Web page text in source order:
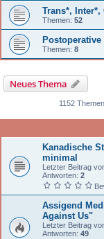
Trans*,
Themen: 52
Themen: 8
Neues Thema
1152 Themen
Kanadische
minimal
Letzter Beitrag
Antworten: 2
Assigend
Against Us"
Letzter Beitrag
Antworten: 49